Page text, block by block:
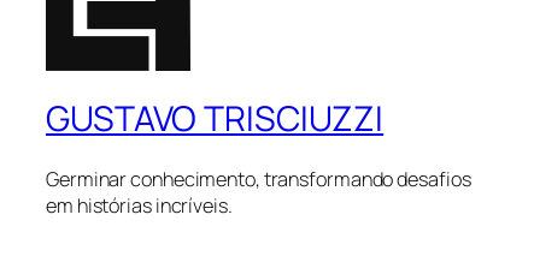
GUSTAVO TRISCIUZZI
Germinar conhecimento, transformando desafios
em histórias incríveis.